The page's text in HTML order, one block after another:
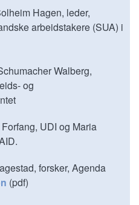
Hagen, leder,
arbeidstakere (SUA) i
Walberg,
og
UDI og Maria
forsker, Agenda
(pdf)